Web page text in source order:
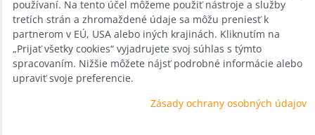
Zábava na Vašu akciu
Požičovňa
Promotéri
používaní. Na tento účel môžeme použiť nástroje a služby
tretích strán a zhromaždené údaje sa môžu preniesť k
partnerom v EÚ, USA alebo iných krajinách. Kliknutím na
„Prijať všetky cookies“ vyjadrujete svoj súhlas s týmto
spracovaním. Nižšie môžete nájsť podrobné informácie alebo
upraviť svoje preferencie.
Zásady ochrany osobných údajov